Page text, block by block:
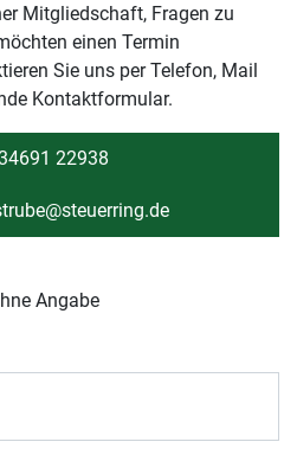
Mitgliedschaft, Fragen zu
einen Termin
Sie uns per Telefon, Mail
Kontaktformular.
22938
Angabe